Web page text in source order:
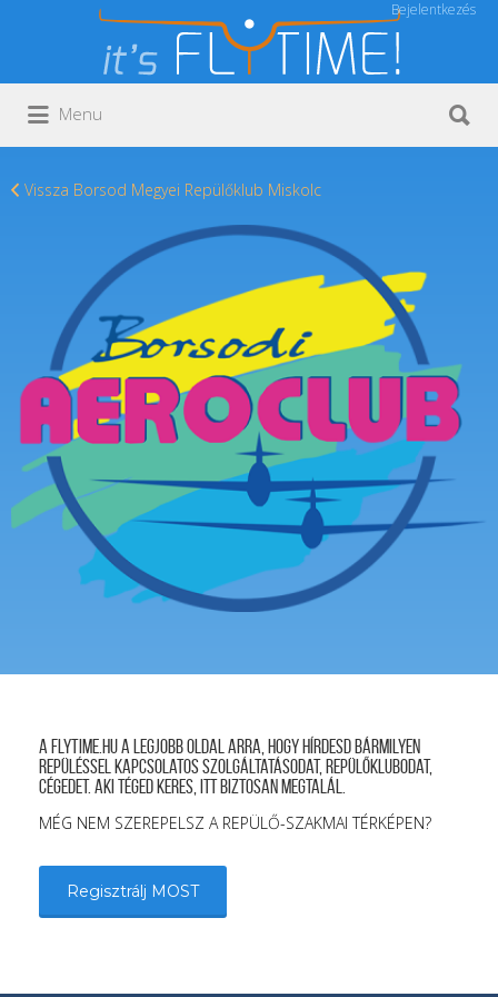
Bejelentkezés
Keresés:
Menu
Vissza Borsod Megyei Repülőklub Miskolc
A FLYTIME.HU a legjobb oldal arra, hogy hírdesd bármilyen
repüléssel kapcsolatos szolgáltatásodat, repülőklubodat,
cégedet. Aki téged keres, itt biztosan megtalál.
MÉG NEM SZEREPELSZ A REPÜLŐ-SZAKMAI TÉRKÉPEN?
Regisztrálj MOST